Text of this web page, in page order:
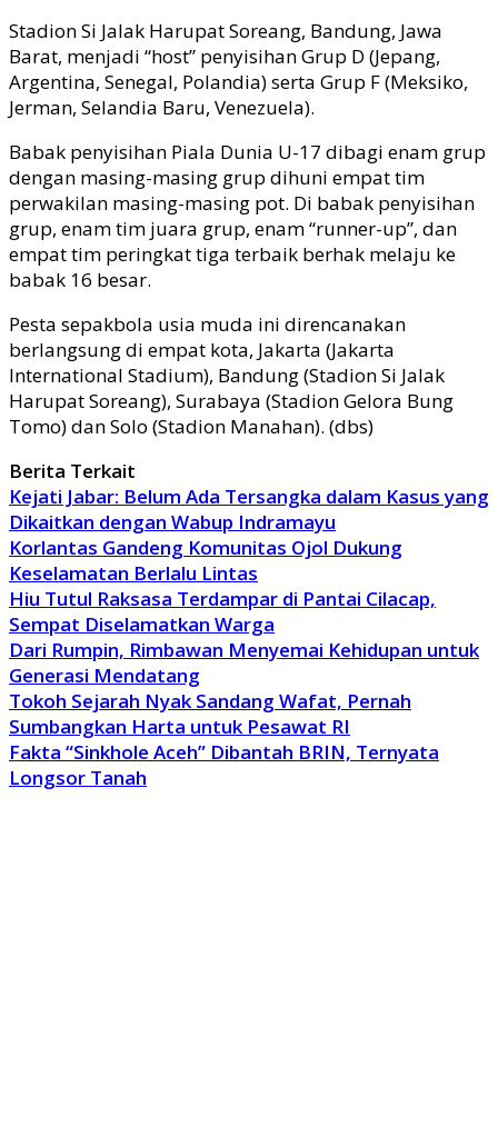
Stadion Si Jalak Harupat Soreang, Bandung, Jawa
Barat, menjadi “host” penyisihan Grup D (Jepang,
Argentina, Senegal, Polandia) serta Grup F (Meksiko,
Jerman, Selandia Baru, Venezuela).
Babak penyisihan Piala Dunia U-17 dibagi enam grup
dengan masing-masing grup dihuni empat tim
perwakilan masing-masing pot. Di babak penyisihan
grup, enam tim juara grup, enam “runner-up”, dan
empat tim peringkat tiga terbaik berhak melaju ke
babak 16 besar.
Pesta sepakbola usia muda ini direncanakan
berlangsung di empat kota, Jakarta (Jakarta
International Stadium), Bandung (Stadion Si Jalak
Harupat Soreang), Surabaya (Stadion Gelora Bung
Tomo) dan Solo (Stadion Manahan). (dbs)
Berita Terkait
Kejati Jabar: Belum Ada Tersangka dalam Kasus yang
Dikaitkan dengan Wabup Indramayu
Korlantas Gandeng Komunitas Ojol Dukung
Keselamatan Berlalu Lintas
Hiu Tutul Raksasa Terdampar di Pantai Cilacap,
Sempat Diselamatkan Warga
Dari Rumpin, Rimbawan Menyemai Kehidupan untuk
Generasi Mendatang
Tokoh Sejarah Nyak Sandang Wafat, Pernah
Sumbangkan Harta untuk Pesawat RI
Fakta “Sinkhole Aceh” Dibantah BRIN, Ternyata
Longsor Tanah